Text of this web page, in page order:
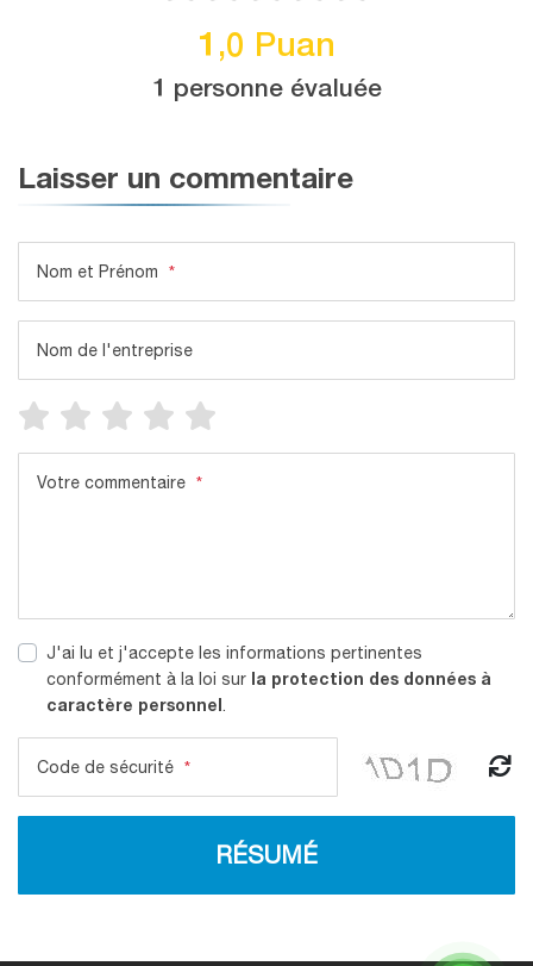
1,0 Puan
1 personne évaluée
Laisser un commentaire
Nom et Prénom *
Nom de l'entreprise
Votre commentaire *
J'ai lu et j'accepte les informations pertinentes
conformément à la loi sur la protection des données à
caractère personnel
Code de sécurité *
RÉSUMÉ